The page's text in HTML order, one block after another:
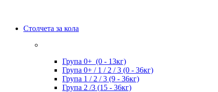
Столчета за кола
Група 0+ (0 - 13кг)
Група 0+ / 1 / 2 / 3 (0 - 36кг)
Група 1 / 2 / 3 (9 - 36кг)
Група 2 /3 (15 - 36кг)